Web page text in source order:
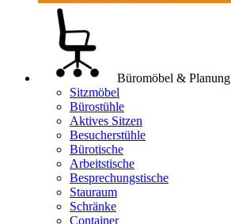
Büromöbel & Planung
Sitzmöbel
Bürostühle
Aktives Sitzen
Besucherstühle
Bürotische
Arbeitstische
Besprechungstische
Stauraum
Schränke
Container